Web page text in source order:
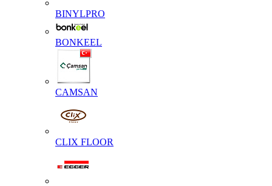
BINYLPRO
BONKEEL
CAMSAN
CLIX FLOOR